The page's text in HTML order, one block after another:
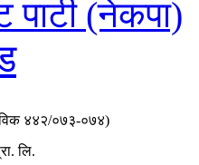
(नेकपा)
४४२/०७३-०७४)
लि.